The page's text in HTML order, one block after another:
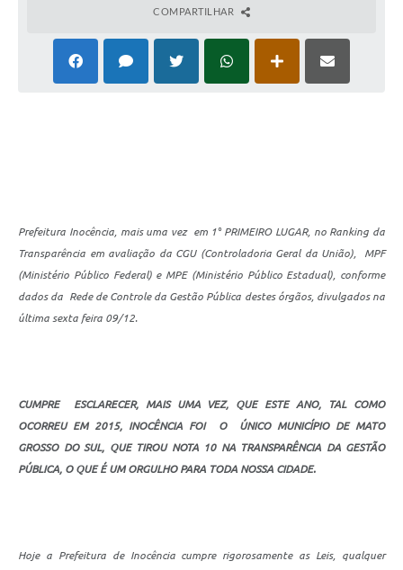
Plano de Capacitação
Dados gerais e Obras
Empresa Inidônea
LGPD - Governo Digital
Perguntas e respostas frequentes
COMPARTILHAR
Prefeitura Inocência, mais uma vez em 1° PRIMEIRO LUGAR, no Ranking da
Transparência em avaliação da CGU (Controladoria Geral da União), MPF
(Ministério Público Federal) e MPE (Ministério Público Estadual), conforme
dados da Rede de Controle da Gestão Pública destes órgãos, divulgados na
última sexta feira 09/12.
CUMPRE ESCLARECER, MAIS UMA VEZ, QUE ESTE ANO, TAL COMO
OCORREU EM 2015, INOCÊNCIA FOI O ÚNICO MUNICÍPIO DE MATO
GROSSO DO SUL, QUE TIROU NOTA 10 NA TRANSPARÊNCIA DA GESTÃO
PÚBLICA, O QUE É UM ORGULHO PARA TODA NOSSA CIDADE.
Hoje a Prefeitura de Inocência cumpre rigorosamente as Leis, qualquer